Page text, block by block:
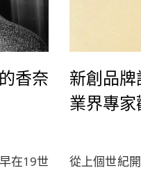
香奈
在19世
新創品
業界專家
從上個世紀